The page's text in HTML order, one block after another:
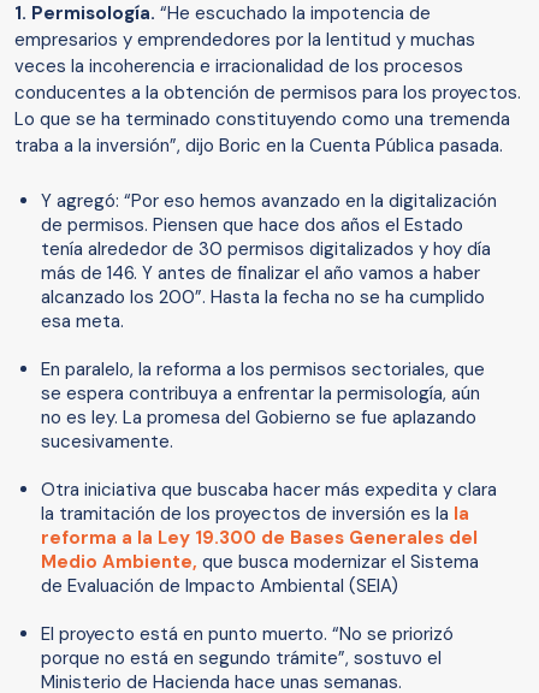
1. Permisología. “He escuchado la impotencia de
empresarios y emprendedores por la lentitud y muchas
veces la incoherencia e irracionalidad de los procesos
conducentes a la obtención de permisos para los proyectos.
Lo que se ha terminado constituyendo como una tremenda
traba a la inversión”, dijo Boric en la Cuenta Pública pasada.
Y agregó: “Por eso hemos avanzado en la digitalización
de permisos. Piensen que hace dos años el Estado
tenía alrededor de 30 permisos digitalizados y hoy día
más de 146. Y antes de finalizar el año vamos a haber
alcanzado los 200”. Hasta la fecha no se ha cumplido
esa meta.
En paralelo, la reforma a los permisos sectoriales, que
se espera contribuya a enfrentar la permisología, aún
no es ley. La promesa del Gobierno se fue aplazando
sucesivamente.
Otra iniciativa que buscaba hacer más expedita y clara
la tramitación de los proyectos de inversión es la la
reforma a la Ley 19.300 de Bases Generales del
Medio Ambiente, que busca modernizar el Sistema
de Evaluación de Impacto Ambiental (SEIA)
El proyecto está en punto muerto. “No se priorizó
porque no está en segundo trámite”, sostuvo el
Ministerio de Hacienda hace unas semanas.